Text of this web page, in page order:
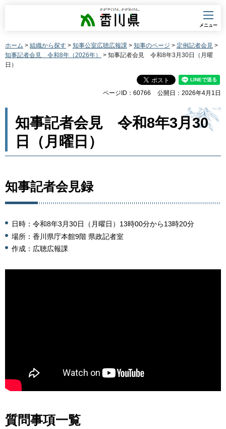
香川県
メニュー
ホーム > 組織から探す > 知事公室広聴広報課 > 知事のページ > 定例記者会見 >
知事記者会見 令和8年（2026年）
> 知事記者会見 令和8年3月30日（月曜
日）
ページID：60766 公開日：2026年4月1日
知事記者会見 令和8年3月30
日（月曜日）
知事記者会見録
日時：令和8年3月30日（月曜日）13時00分から13時20分
場所：香川県庁本館9階 県政記者室
作成：広聴広報課
質問事項一覧